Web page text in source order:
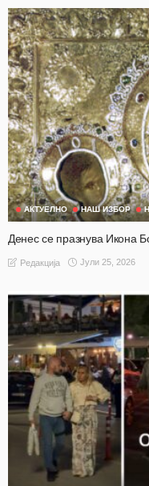
АКТУЕЛНО НАШ ИЗБОР
Денес се празнува Икона
Редакција Јули 25, 2026